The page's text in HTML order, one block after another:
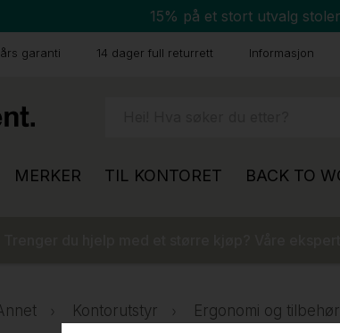
15% på et stort utvalg
garanti 14 dager full returrett Informasjon
MERKER TIL KONTORET BACK TO
Kontorutstyr Ergonomi og tilbehør